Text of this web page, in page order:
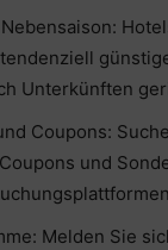
Unterkünften
Coupons:
und
Melden Sie